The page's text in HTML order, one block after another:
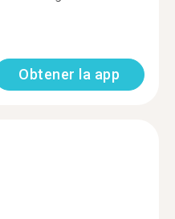
Obtener la app